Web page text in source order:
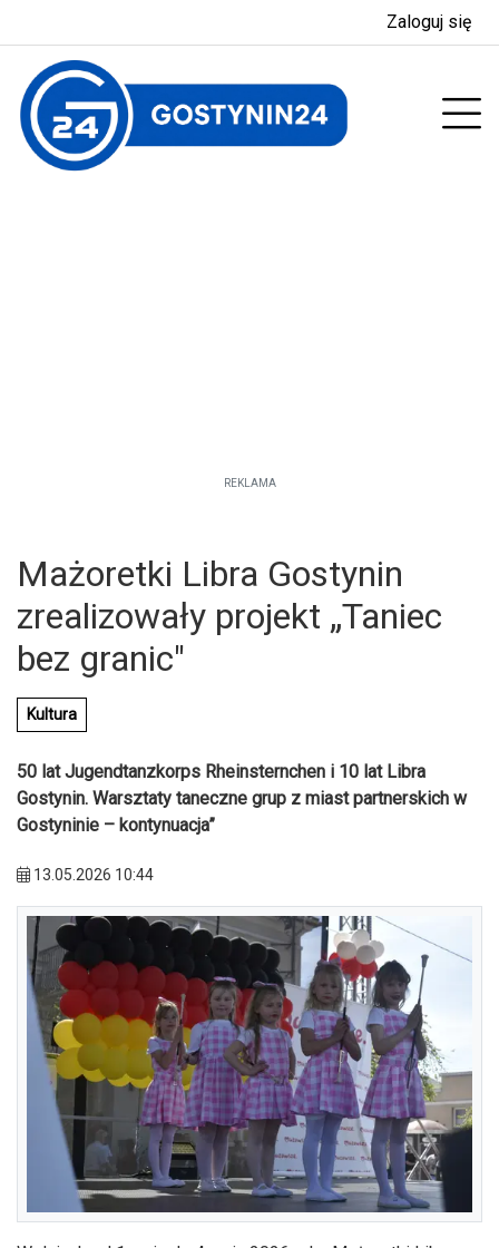
Zaloguj się
REKLAMA
Mażoretki Libra Gostynin
zrealizowały projekt „Taniec
bez granic"
Kultura
50 lat Jugendtanzkorps Rheinsternchen i 10 lat Libra
Gostynin. Warsztaty taneczne grup z miast partnerskich w
Gostyninie – kontynuacja”
13.05.2026 10:44